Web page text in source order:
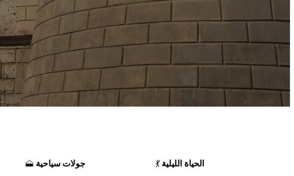
جولات سياحية الحياة الليلية